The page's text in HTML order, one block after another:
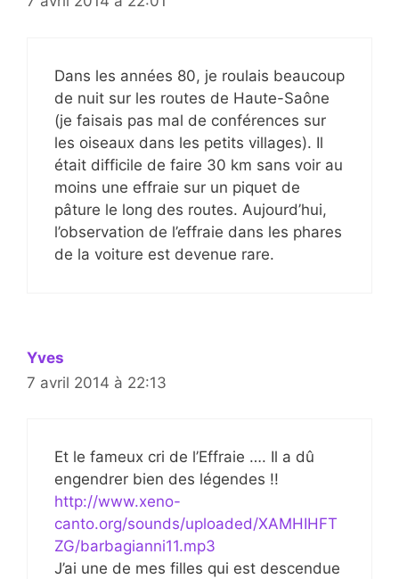
Dans les années 80, je roulais beaucoup
de nuit sur les routes de Haute-Saône
(je faisais pas mal de conférences sur
les oiseaux dans les petits villages). Il
était difficile de faire 30 km sans voir au
moins une effraie sur un piquet de
pâture le long des routes. Aujourd’hui,
l’observation de l’effraie dans les phares
de la voiture est devenue rare.
Yves
7 avril 2014 à 22:13
Et le fameux cri de l’Effraie …. Il a dû
engendrer bien des légendes !!
http://www.xeno-
canto.org/sounds/uploaded/XAMHIHFT
ZG/barbagianni11.mp3
J’ai une de mes filles qui est descendue